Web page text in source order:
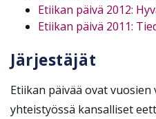
Etiikan päivä 2012:
Etiikan päivä 2011:
Järjestäjät
Etiikan päivää ovat
yhteistyössä kansalliset